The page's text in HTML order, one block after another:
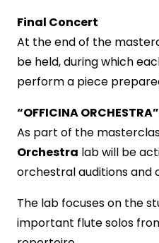
Final Concert
At the end of the
be held, during which
perform a piece
“OFFICINA
As part of the
Orchestra lab will be
orchestral auditions and
The lab focuses on the
important flute solos